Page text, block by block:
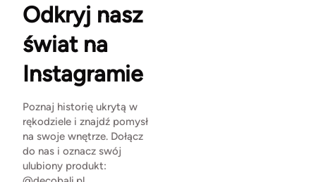
Odkryj nasz
świat na
Instagramie
Poznaj historię ukrytą w
rękodziele i znajdź pomysł
na swoje wnętrze. Dołącz
do nas i oznacz swój
ulubiony produkt: